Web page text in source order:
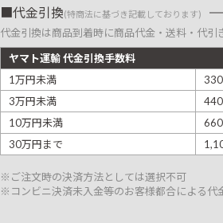
代金引換(特商法に基づき記載しております)
代金引換は商品到着時に商品代金・送料・代引
ヤマト運輸 代金引換手数料
1万円未満
330
3万円未満
440
10万円未満
660
30万円まで
※ご注文時の決済方法としては選択不可
※コンビニ決済未入金等のお客様都合による代